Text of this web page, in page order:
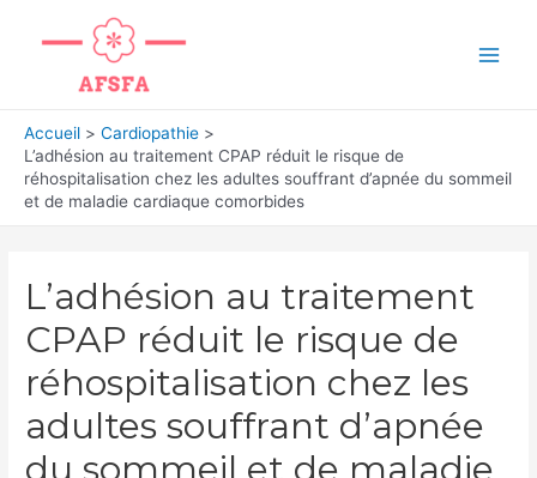
Accueil
Cardiopathie
L’adhésion au traitement CPAP réduit le risque de
réhospitalisation chez les adultes souffrant d’apnée du sommeil
et de maladie cardiaque comorbides
L’adhésion au traitement
CPAP réduit le risque de
réhospitalisation chez les
adultes souffrant d’apnée